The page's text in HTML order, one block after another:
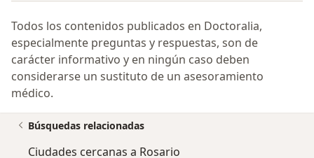
Todos los contenidos publicados en Doctoralia,
especialmente preguntas y respuestas, son de
carácter informativo y en ningún caso deben
considerarse un sustituto de un asesoramiento
médico.
Búsquedas relacionadas
Ciudades cercanas a Rosario